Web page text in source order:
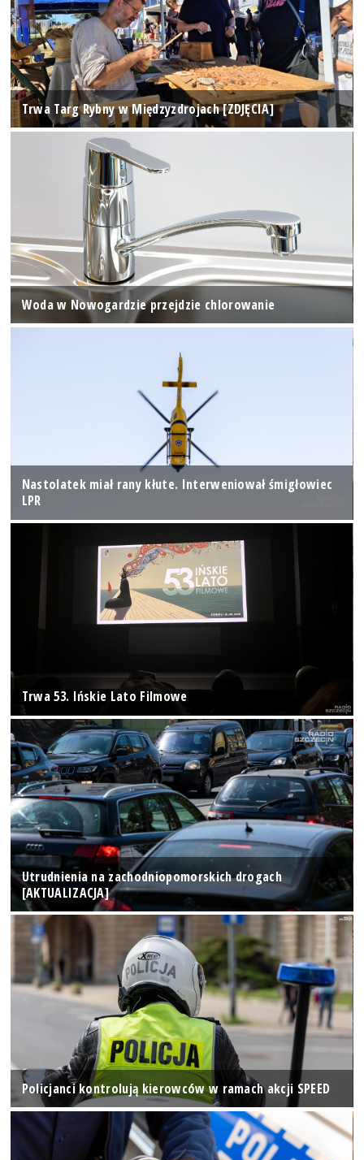
Trwa Targ Rybny w Międzyzdrojach [ZDJĘCIA]
Woda w Nowogardzie przejdzie chlorowanie
Nastolatek miał rany kłute. Interweniował śmigłowiec
LPR
Trwa 53. Ińskie Lato Filmowe
Utrudnienia na zachodniopomorskich drogach
[AKTUALIZACJA]
Policjanci kontrolują kierowców w ramach akcji SPEED